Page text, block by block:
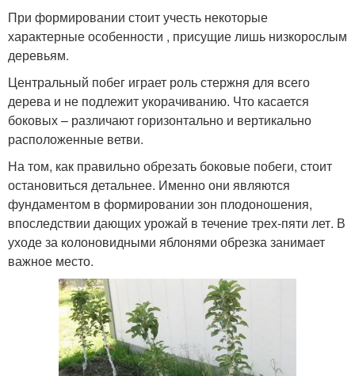
При формировании стоит учесть некоторые
характерные особенности , присущие лишь низкорослым
деревьям.
Центральный побег играет роль стержня для всего
дерева и не подлежит укорачиванию. Что касается
боковых – различают горизонтально и вертикально
расположенные ветви.
На том, как правильно обрезать боковые побеги, стоит
остановиться детальнее. Именно они являются
фундаментом в формировании зон плодоношения,
впоследствии дающих урожай в течение трех-пяти лет. В
уходе за колоновидными яблонями обрезка занимает
важное место.